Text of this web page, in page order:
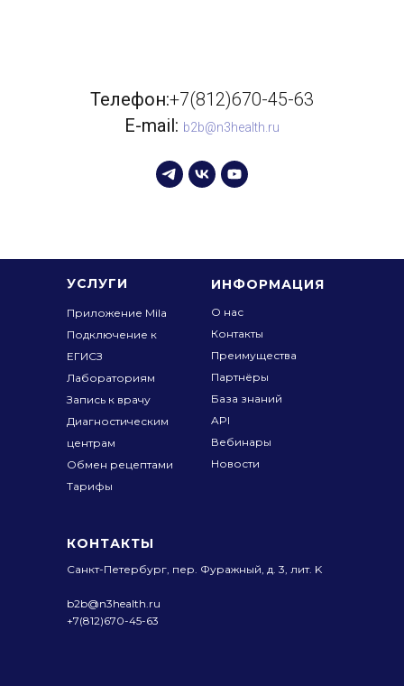
Телефон:+7(812)670-45-63
E-mail: b2b@n3health.ru
КОНТАКТЫ
Санкт-Петербург, пер. Фуражный, д. 3, лит. K
b2b@n3health.ru
+7(812)670-45-63
ИНФОРМАЦИЯ
О нас
Контакты
Преимущества
Партнёры
База знаний
API
Вебинары
Новости
УСЛУГИ
Приложение Mila
Подключение к
ЕГИСЗ
Лабораториям
Запись к врачу
Диагностическим
центрам
Обмен рецептами
Тарифы